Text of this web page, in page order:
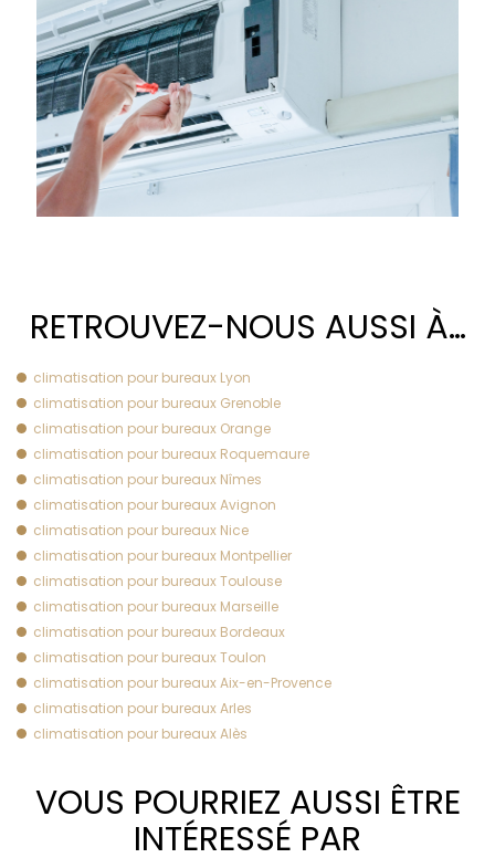
RETROUVEZ-NOUS AUSSI À…
climatisation pour bureaux Lyon
climatisation pour bureaux Grenoble
climatisation pour bureaux Orange
climatisation pour bureaux Roquemaure
climatisation pour bureaux Nîmes
climatisation pour bureaux Avignon
climatisation pour bureaux Nice
climatisation pour bureaux Montpellier
climatisation pour bureaux Toulouse
climatisation pour bureaux Marseille
climatisation pour bureaux Bordeaux
climatisation pour bureaux Toulon
climatisation pour bureaux Aix-en-Provence
climatisation pour bureaux Arles
climatisation pour bureaux Alès
VOUS POURRIEZ AUSSI ÊTRE
INTÉRESSÉ PAR